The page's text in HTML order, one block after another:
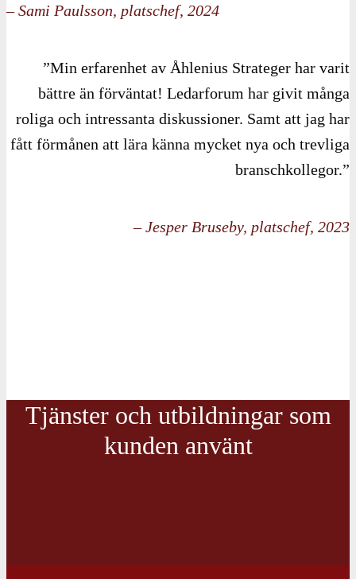
– Sami Paulsson, platschef, 2024
”Min erfarenhet av Åhlenius Strateger har varit
bättre än förväntat! Ledarforum har givit många
roliga och intressanta diskussioner. Samt att jag har
fått förmånen att lära känna mycket nya och trevliga
branschkollegor.”
– Jesper Bruseby, platschef, 2023
Tjänster och utbildningar som
kunden använt